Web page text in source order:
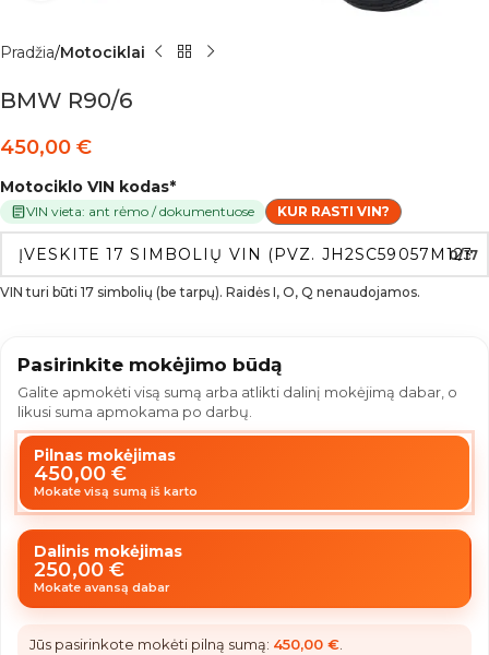
Pradžia Motociklai
BMW R90/6
450,00 €
Motociklo VIN kodas*
VIN vieta: ant rėmo / dokumentuose KUR RASTI VIN?
0/17
VIN turi būti 17 simbolių (be tarpų). Raidės I, O, Q nenaudojamos.
Pasirinkite mokėjimo būdą
Galite apmokėti visą sumą arba atlikti dalinį mokėjimą dabar, o
likusi suma apmokama po darbų.
Pilnas mokėjimas
450,00€
Mokate visą sumą iš karto
Dalinis mokėjimas
250,00€
Mokate avansą dabar
Jūs pasirinkote mokėti pilną sumą: 450,00 €